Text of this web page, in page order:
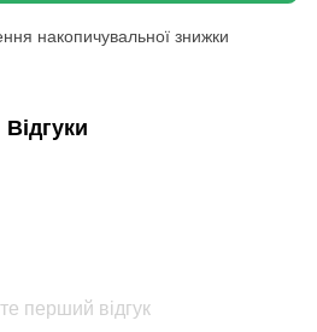
накопичувальної знижки
Відгуки
перший відгук